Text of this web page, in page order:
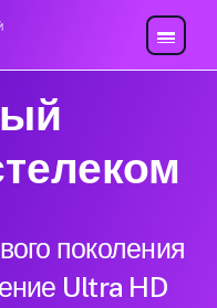
поколения
Ultra HD